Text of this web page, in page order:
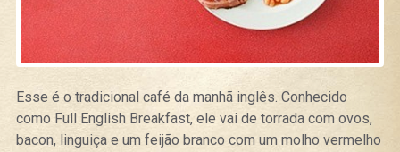
Esse é o tradicional café da manhã inglês. Conhecido
como Full English Breakfast, ele vai de torrada com ovos,
bacon, linguiça e um feijão branco com um molho vermelho